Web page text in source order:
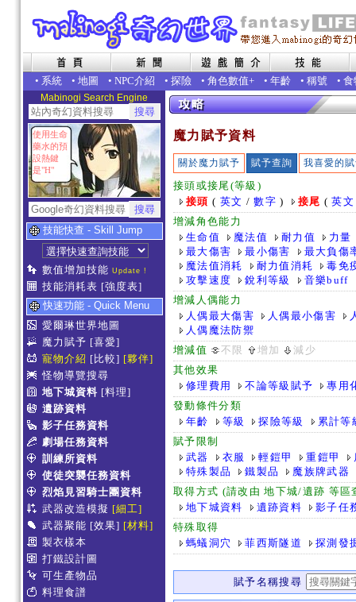
• 系統 • 地圖 • NPC介紹 • 探險 • 角色數值+ • 年齡 • 稱號 • 食
Mabinogi Search Engine
使用生命
藥水的預
設熱鍵
是"H"
技能快查 - Skill Jump
數值增加技能 Update !
技能消耗表 [強度表]
快速功能 - Quick Menu
愛爾琳世界地圖
魔力賦予 [喜愛]
寵物介紹 [比較] [夥伴]
怪物導覽搜尋
地下城資料 [料理]
遺跡資料
影子任務資料
劇場任務資料
訓練所資料
使徒突襲任務資料
烈焰見習騎士團資料
武器改造模擬 [細工]
武器聚能 [效果] [材料]
製衣樣本
打鐵設計圖
可生產物品
料理食譜
魔力賦予資料
關於魔力賦予 賦予查詢 我喜愛的
接頭或接尾(等級)
接頭 ( 英文 /數字 ) 接尾 (英文
增減角色能力
生命值
魔法值 耐力值
力量
最大傷害
最小傷害
最大負傷
魔法值消耗
耐力值消耗
毒免
攻擊速度
銳利等級
音樂buff
增減人偶能力
人偶最大傷害
人偶最小傷害
人偶魔法防禦
增減值
不限 增加
減少
其他效果
修理費用
不論等級賦予
專用
發動條件分類
年齡
等級 探險等級
累計等
賦予限制
武器
衣服 輕鎧甲 重鎧甲
特殊製品
鐵製品
魔族牌武器
取得方式 (請改由 地下城/遺跡 等區
地下城資料
遺跡資料
影子任
特殊取得
螞蟻洞穴
菲西斯隧道 探測發
賦予名稱搜尋